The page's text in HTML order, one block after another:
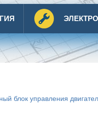
блок управления